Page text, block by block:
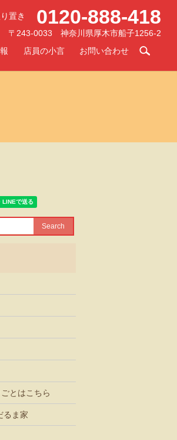
置き 0120-888-418
〒243-0033 神奈川県厚木市船子1256-2
店員の小言 お問い合わせ
とはこちら
るま家